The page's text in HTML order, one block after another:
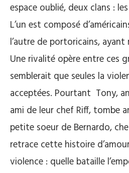
espace oublié, deux clans :
L’un est composé
l’autre de portoricains,
Une rivalité opère entre ces
semblerait que seules la
acceptées. Pourtant Tony,
ami de leur chef Riff, tombe
petite soeur de Bernardo,
retrace cette histoire
violence : quelle bataille